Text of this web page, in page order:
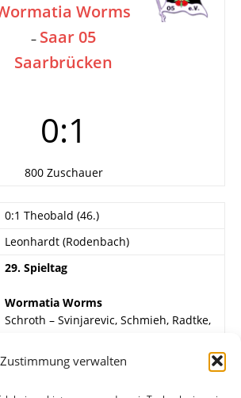
Zustimmung verwalten
Worms
– Saar 05
Saarbrücken
0:1
800 Zuschauer
0:1 Theobald (46.)
Leonhardt (Rodenbach)
29. Spieltag
Wormatia Worms
Schroth – Svinjarevic, Schmieh, Radtke,
Jung), Martin, Belzer, de Haas.